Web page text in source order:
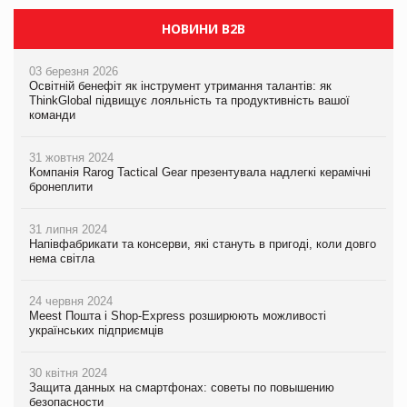
НОВИНИ B2B
03 березня 2026
Освітній бенефіт як інструмент утримання талантів: як
ThinkGlobal підвищує лояльність та продуктивність вашої
команди
31 жовтня 2024
Компанія Rarog Tactical Gear презентувала надлегкі керамічні
бронеплити
31 липня 2024
Напівфабрикати та консерви, які стануть в пригоді, коли довго
нема світла
24 червня 2024
Meest Пошта і Shop-Express розширюють можливості
українських підприємців
30 квітня 2024
Защита данных на смартфонах: советы по повышению
безопасности